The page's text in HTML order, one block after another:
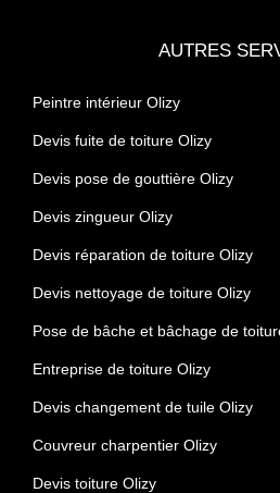
AUTRES
Peintre intérieur Olizy
Devis fuite de toiture Olizy
Devis pose de gouttière Olizy
Devis zingueur Olizy
Devis réparation de toiture Olizy
Devis nettoyage de toiture Olizy
Pose de bâche et bâchage de
Entreprise de toiture Olizy
Devis changement de tuile Olizy
Couvreur charpentier Olizy
Devis toiture Olizy